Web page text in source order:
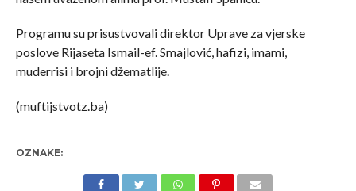
Programu su prisustvovali direktor Uprave za vjerske
poslove Rijaseta Ismail-ef. Smajlović, hafizi, imami,
muderrisi i brojni džematlije.
(muftijstvotz.ba)
OZNAKE: